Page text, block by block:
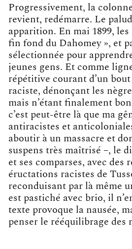
Progressivement, la
revient, redémarre. Le
apparition. En mai 1899,
fin fond du Dahomey », et
sélectionnée pour
jeunes gens. Et comme
répétitive courant d’un
raciste, dénonçant les
mais n’étant finalement
c’est peut-être là que ma
antiracistes et
aboutir à un massacre et
suspens très maîtrisé –, le
et ses comparses, avec
éructations racistes de
reconduisant par là même
est pastiché avec brio, il
texte provoque la nausée,
penser le rééquilibrage des